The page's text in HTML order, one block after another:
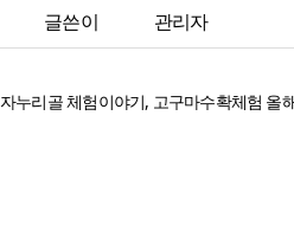
글쓴이 관리자
자누리골 체험이야기, 고구마수확체험 올